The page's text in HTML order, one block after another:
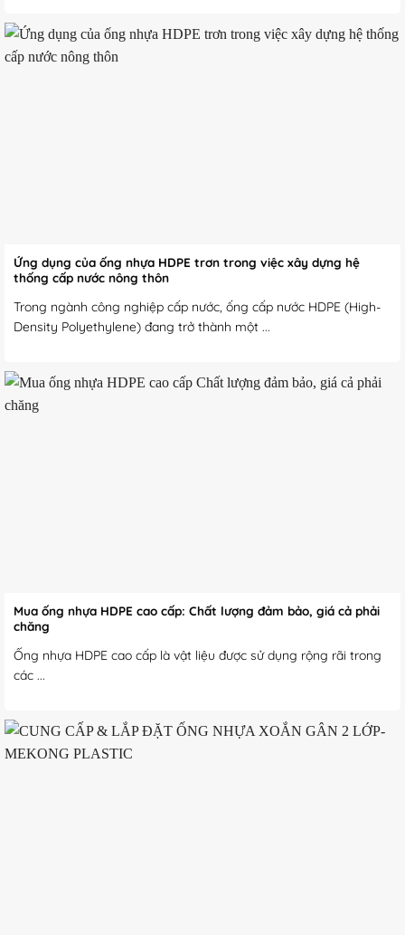
Ứng dụng của ống nhựa HDPE trơn trong việc xây dựng hệ
thống cấp nước nông thôn
Trong ngành công nghiệp cấp nước, ống cấp nước HDPE (High-
Density Polyethylene) đang trở thành một ...
Mua ống nhựa HDPE cao cấp: Chất lượng đảm bảo, giá cả phải
chăng
Ống nhựa HDPE cao cấp là vật liệu được sử dụng rộng rãi trong
các ...